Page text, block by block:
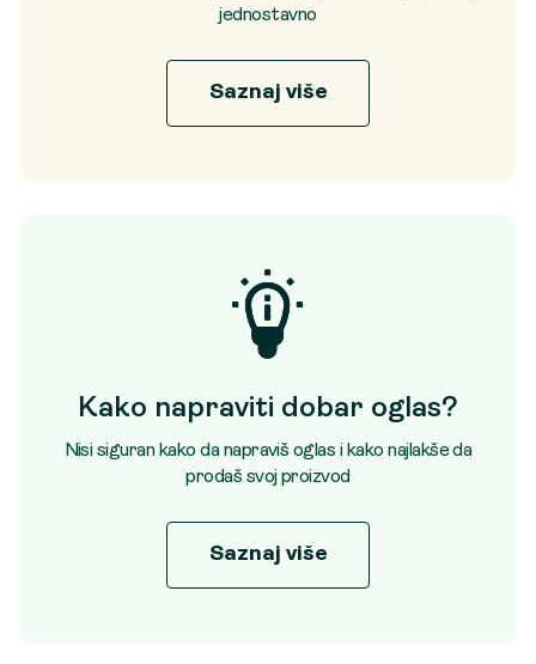
jednostavno
Saznaj više
Kako napraviti dobar oglas?
Nisi siguran kako da napraviš oglas i kako najlakše da
prodaš svoj proizvod
Saznaj više